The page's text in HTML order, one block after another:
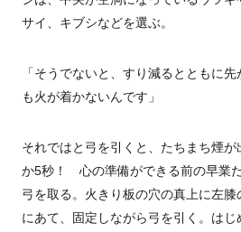
サイ、キブシなどを選ぶ。
「そうでないと、すり減るとともに
も火が着かないんです」
それではと弓を引くと、たちまち煙
か5秒！ 心の準備ができる前の早業
弓を取る。火きり板の穴の真上に左
にあて、固定しながら弓を引く。は